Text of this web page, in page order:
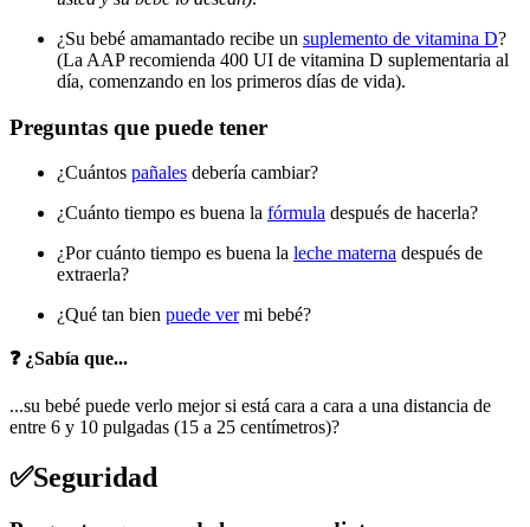
¿Su bebé amamantado recibe un suplemento de vitamina D?
(La AAP recomienda 400 UI de vitamina D suplementaria al
día, comenzando en los primeros días de vida).
Preguntas que puede tener
¿Cuántos pañales debería cambiar?
¿Cuánto tiempo es buena la fórmula después de hacerla?
¿Por cuánto tiempo es buena la leche materna después de
extraerla?
¿Qué tan bien puede vermi bebé?
❓ ¿Sabía que...
...su bebé puede verlo mejor si está cara a cara a una distancia de
entre 6 y 10 pulgadas (15 a 25 centímetros)?
✅Seguridad